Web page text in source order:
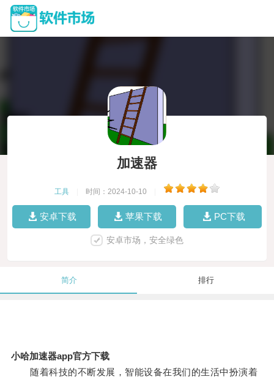
加速器
工具 时间：2024-10-10
安卓下载 苹果下载 PC下载
安卓市场，安全绿色
简介 排行
小哈加速器app官方下载
随着科技的不断发展，智能设备在我们的生活中扮演着